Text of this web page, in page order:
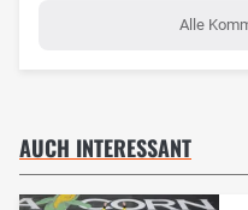
Alle
AUCH INTERESSANT